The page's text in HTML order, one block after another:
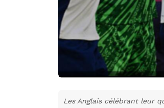
Les Anglais célébrant leur